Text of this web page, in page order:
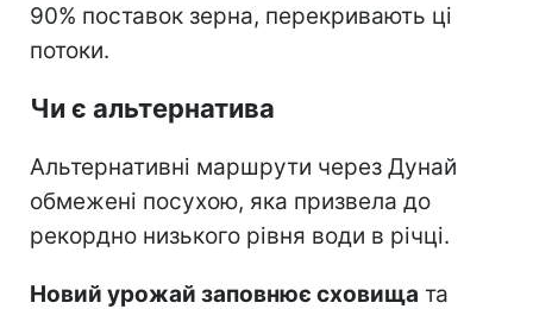
90% поставок зерна, перекривають ці
потоки.
Чи є альтернатива
Альтернативні маршрути через Дунай
обмежені посухою, яка призвела до
рекордно низького рівня води в річці.
Новий урожай заповнює сховища та